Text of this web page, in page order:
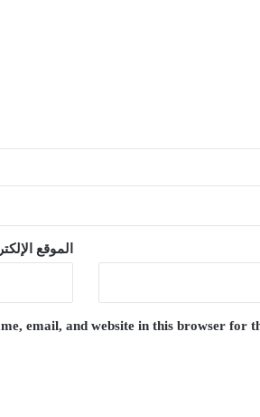
الموقع
email, and website in this browser for